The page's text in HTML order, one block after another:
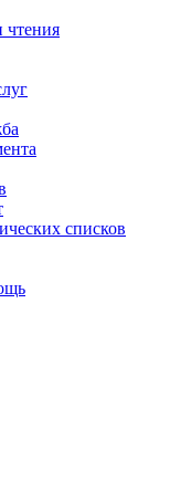
чтения
списков